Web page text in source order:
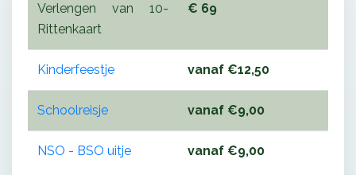
Verlengen van 10-
Rittenkaart
€ 69
Kinderfeestje vanaf €12,50
Schoolreisje vanaf €9,00
NSO - BSO uitje vanaf €9,00